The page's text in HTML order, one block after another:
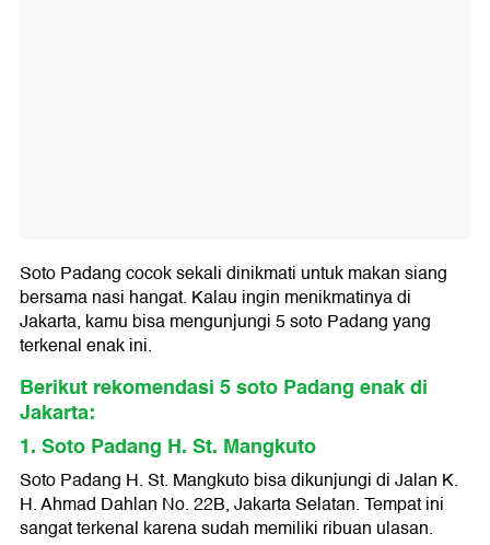
Soto Padang cocok sekali dinikmati untuk makan siang
bersama nasi hangat. Kalau ingin menikmatinya di
Jakarta, kamu bisa mengunjungi 5 soto Padang yang
terkenal enak ini.
Berikut rekomendasi 5 soto Padang enak di
Jakarta:
1. Soto Padang H. St. Mangkuto
Soto Padang H. St. Mangkuto bisa dikunjungi di Jalan K.
H. Ahmad Dahlan No. 22B, Jakarta Selatan. Tempat ini
sangat terkenal karena sudah memiliki ribuan ulasan.